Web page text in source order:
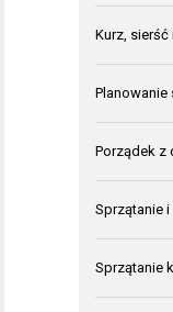
Kurz,
Planowanie
Porządek z
Sprzątanie
Sprzątanie